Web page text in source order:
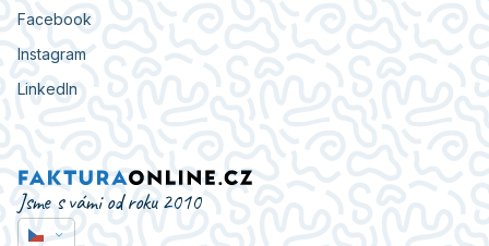
Facebook
Instagram
LinkedIn
Jsme s vámi od roku 2010